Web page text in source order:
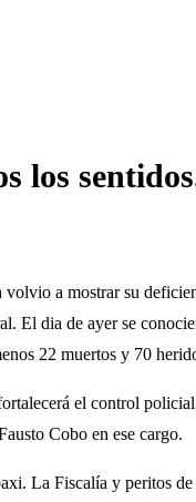
los
a mostrar su
El dia de ayer se
22 muertos y 70
el control
Cobo en ese cargo.
La Fiscalía y peritos